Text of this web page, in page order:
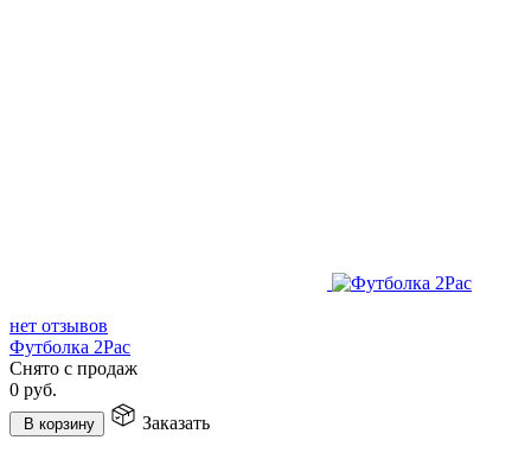
нет отзывов
Футболка 2Pac
Снято с продаж
0 руб.
В корзину Заказать